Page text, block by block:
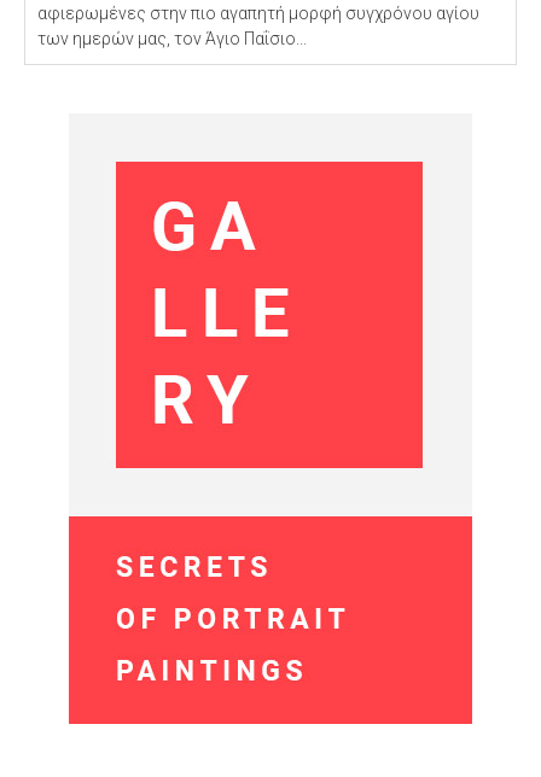
αφιερωμένες στην πιο αγαπητή μορφή συγχρόνου αγίου
των ημερών μας, τον Άγιο Παΐσιο...